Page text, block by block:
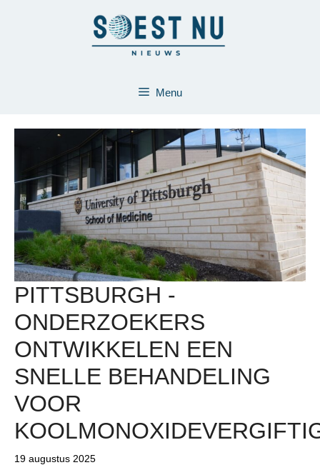
Menu
PITTSBURGH -
ONDERZOEKERS
ONTWIKKELEN EEN
SNELLE BEHANDELING
VOOR
19 augustus 2025